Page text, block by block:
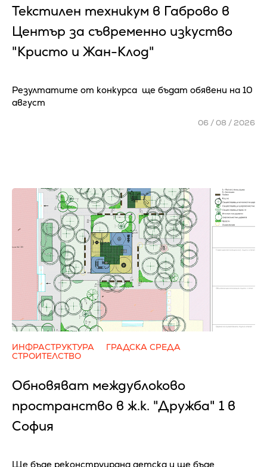
Текстилен техникум в Габрово в
Център за съвременно изкуство
"Кристо и Жан-Клод"
Резултатите от конкурса ще бъдат обявени на 10
август
06 / 08 / 2026
ИНФРАСТРУКТУРА
ГРАДСКА СРЕДА
СТРОИТЕЛСТВО
Обновяват междублоково
пространство в ж.к. "Дружба" 1 в
София
Ще бъде реконструирана детска и ще бъде